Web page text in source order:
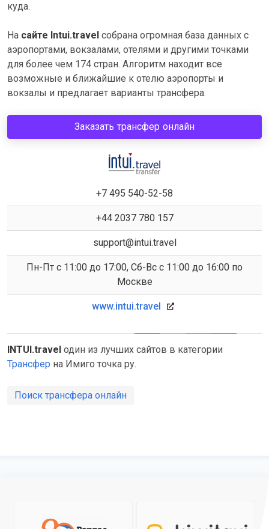
куда.
На сайте Intui.travel собрана огромная база данных с
аэропортами, вокзалами, отелями и другими точками
для более чем 174 стран. Алгоритм находит все
возможные и ближайшие к отелю аэропорты и
вокзалы и предлагает варианты трансфера.
Заказать трансфер онлайн
+7 495 540-52-58
+44 2037 780 157
support@intui.travel
Пн-Пт с 11:00 до 17:00, Сб-Вс с 11:00 до 16:00 по
Москве
www.intui.travel
INTUI.travel один из лучших сайтов в категории
Трансфер на Имиго точка ру.
Поиск трансфера онлайн